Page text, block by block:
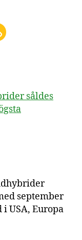
såldes
september
USA, Europa